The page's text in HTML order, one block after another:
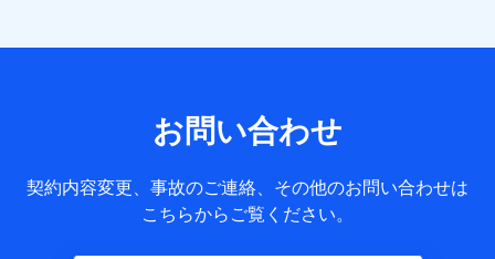
送信履歴などの情報）が含まれます。
約に関する情報。例として、保険契約者及び被保険者の氏
名、住所、生年月日、性別、保険契約者と被保険者の関係、
保険加入の目的、保険商品の内容、保険料、保険料のお支払
お問い合わせ
契約内容変更、事故のご連絡、その他のお問い合わせは
こちらからご覧ください。